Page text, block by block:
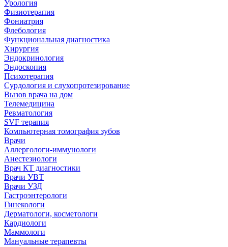
Урология
Физиотерапия
Фониатрия
Флебология
Функциональная диагностика
Хирургия
Эндокринология
Эндоскопия
Психотерапия
Сурдология и слухопротезирование
Вызов врача на дом
Телемедицина
Ревматология
SVF терапия
Компьютерная томография зубов
Врачи
Аллергологи-иммунологи
Анестезиологи
Врач КТ диагностики
Врачи УВТ
Врачи УЗД
Гастроэнтерологи
Гинекологи
Дерматологи, косметологи
Кардиологи
Маммологи
Мануальные терапевты